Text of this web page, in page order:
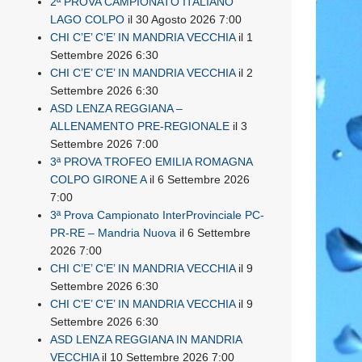
LAGO COLPO il 30 Agosto 2026 7:00
CHI C’E’ C’E’ IN MANDRIA VECCHIAil 1
Settembre 2026 6:30
CHI C’E’ C’E’ IN MANDRIA VECCHIAil 2
Settembre 2026 6:30
ASD LENZA REGGIANA –
ALLENAMENTO PRE-REGIONALE il 3
Settembre 2026 7:00
3ª PROVA TROFEO EMILIA ROMAGNA
COLPO GIRONE Ail 6 Settembre 2026
7:00
3ª Prova Campionato InterProvinciale PC-
PR-RE – Mandria Nuova il 6 Settembre
2026 7:00
CHI C’E’ C’E’ IN MANDRIA VECCHIAil 9
Settembre 2026 6:30
CHI C’E’ C’E’ IN MANDRIA VECCHIAil 9
Settembre 2026 6:30
ASD LENZA REGGIANA IN MANDRIA
VECCHIAil 10 Settembre 2026 7:00